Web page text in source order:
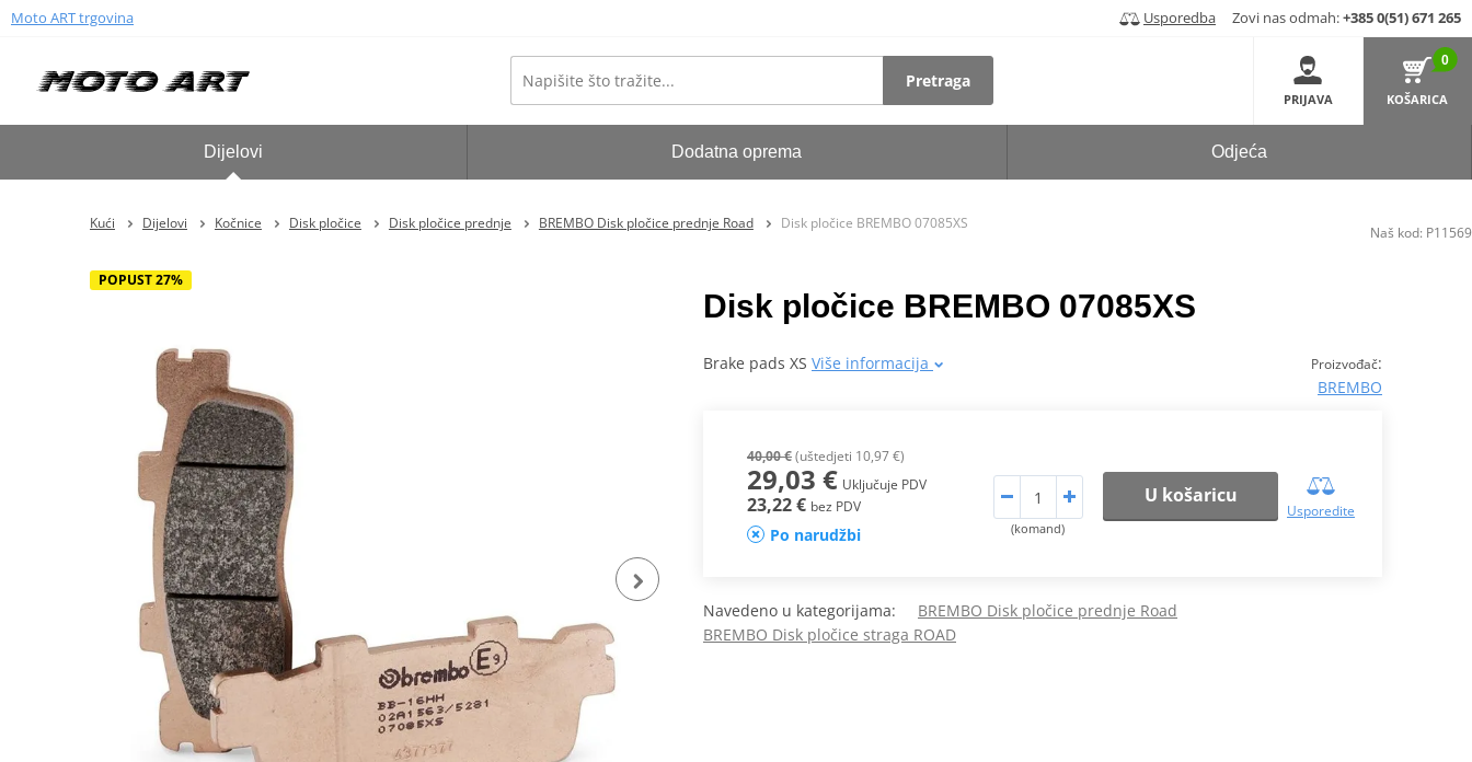
Moto ART trgovina Usporedba Zovi nas odmah:+385 0(51) 671 265
Pretraga
PRIJAVA
0
KOŠARICA
Dijelovi Dodatna oprema Odjeća
Kući Dijelovi Kočnice Disk pločice Disk pločice prednje BREMBO Disk pločice prednje Road Disk pločice BREMBO 07085XS
POPUST 27%
Disk pločice BREMBO 07085XS
Proizvođač:
BREMBO
Brake pads XS Više informacija
40,00 €(uštedjeti 10,97 €)
29,03 € Uključuje PDV
23,22 € bez PDV
Po narudžbi (komand)
U košaricu
Usporedite
Navedeno u kategorijama: BREMBO Disk pločice prednje Road
BREMBO Disk pločice straga ROAD
Naš kod: P11569